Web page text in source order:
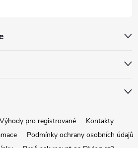
Výhody pro registrované
Kontakty
Podmínky ochrany osobních údajů